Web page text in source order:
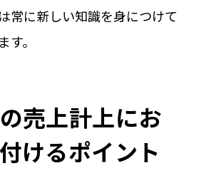
常に新しい知識を身につけて
。
売上計上にお
けるポイント